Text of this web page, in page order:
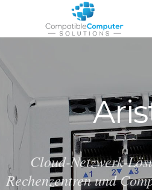
Cloud-Netzwerk-
Rechenzentren und